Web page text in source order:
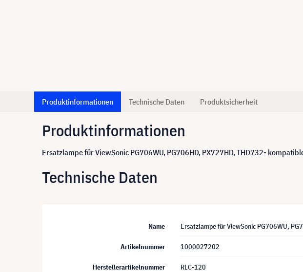
Produktinformationen Technische Daten Produktsicherheit
Produktinformationen
Ersatzlampe für ViewSonic PG706WU, PG706HD, PX727HD, THD732-
Technische Daten
Name Ersatzlampe für ViewSonic PG706WU,
Artikelnummer 1000027202
Herstellerartikelnummer RLC-120